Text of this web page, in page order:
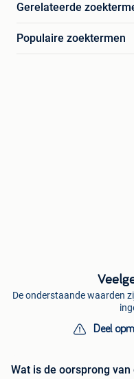
Gerelateerde
Populaire zoektermen
De onderstaande waarden
Deel
Wat is de oorsprong